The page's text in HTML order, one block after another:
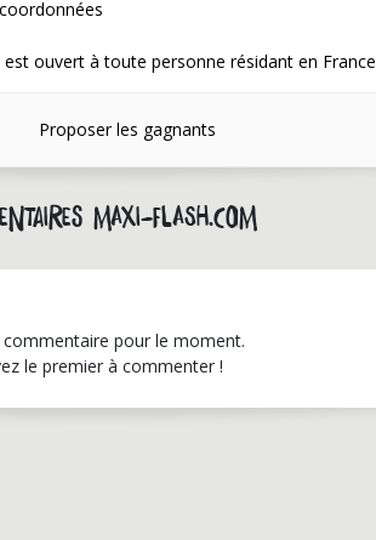
ouvert à toute personne résidant en France
Proposer les gagnants
maxi-flash.com
commentaire pour le moment.
le premier à commenter !